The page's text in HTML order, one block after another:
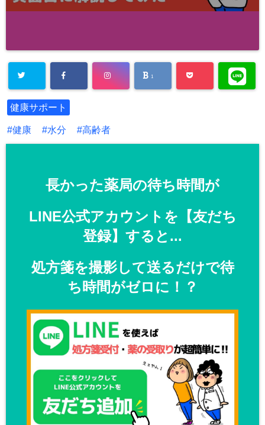
1
健康サポート
健康 水分 高齢者
長かった薬局の待ち時間が
LINE公式アカウントを【友だち
登録】すると...
処方箋を撮影して送るだけで待
ち時間がゼロに！？